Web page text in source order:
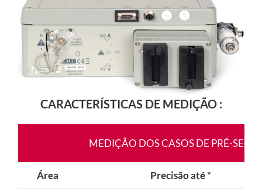
CARACTERÍSTICAS DE MEDIÇÃO :
MEDIÇÃO DOS CASOS DE PRÉ-
Área Precisão até *